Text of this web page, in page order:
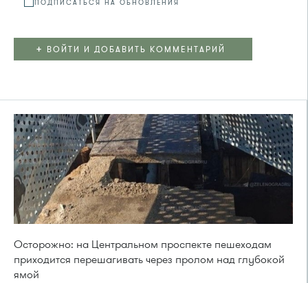
ПОДПИСАТЬСЯ НА ОБНОВЛЕНИЯ
+ ВОЙТИ И ДОБАВИТЬ КОММЕНТАРИЙ
Осторожно: на Центральном проспекте пешеходам
приходится перешагивать через пролом над глубокой
ямой